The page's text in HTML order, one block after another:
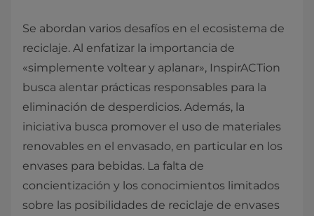
Se abordan varios desafíos en el ecosistema de
reciclaje. Al enfatizar la importancia de
«simplemente voltear y aplanar», InspirACTion
busca alentar prácticas responsables para la
eliminación de desperdicios. Además, la
iniciativa busca promover el uso de materiales
renovables en el envasado, en particular en los
envases para bebidas. La falta de
concientización y los conocimientos limitados
sobre las posibilidades de reciclaje de envases